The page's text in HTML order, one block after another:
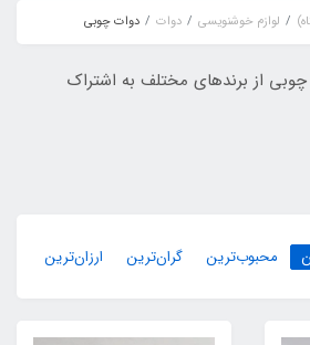
لوازم خوشنویسی دوات دوات چوبی
از برندهای مختلف به اشتراک
محبوب‌ترین گران‌ترین ارزان‌ترین